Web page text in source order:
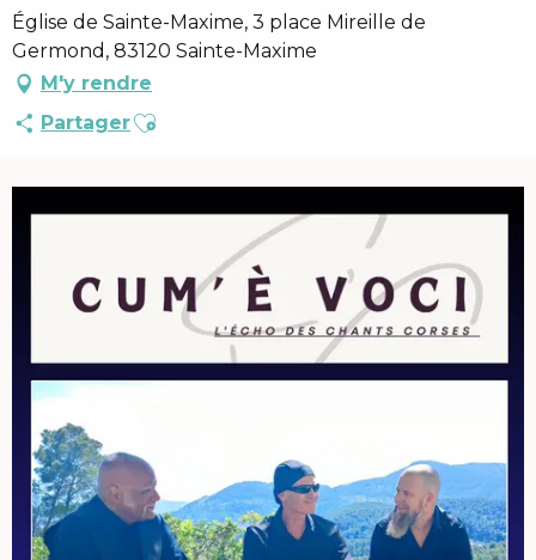
Église de Sainte-Maxime, 3 place Mireille de
Germond, 83120 Sainte-Maxime
M'y rendre
PartagerAjouter aux favoris